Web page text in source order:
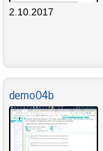
2.10.2017
demo04b